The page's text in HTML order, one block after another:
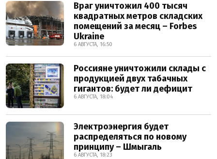
Враг уничтожил 400 тысяч
квадратных метров складских
помещений за месяц – Forbes
Ukraine
6 АВГУСТА, 16:50
Россияне уничтожили склады с
продукцией двух табачных
гигантов: будет ли дефицит
6 АВГУСТА, 18:04
Электроэнергия будет
распределяться по новому
принципу – Шмыгаль
6 АВГУСТА, 18:23